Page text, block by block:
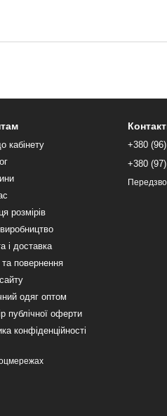
кабінету
розмірів
і доставка
повернення
одяг оптом
публічної оферти
конфіденційності
+380
+380